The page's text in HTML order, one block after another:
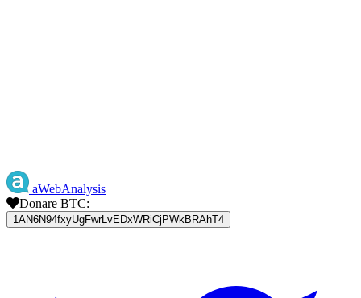
aWebAnalysis
Donare BTC:
1AN6N94fxyUgFwrLvEDxWRiCjPWkBRAhT4